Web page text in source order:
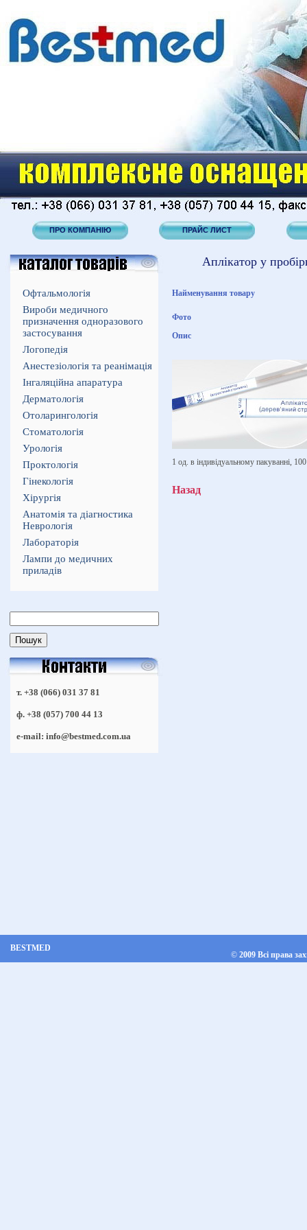
ПРО КОМПАНІЮ ПРАЙС ЛИСТ
Офтальмологія
Вироби медичного
призначення одноразового
застосування
Логопедія
Анестезіологія та реанімація
Інгаляційна апаратура
Дерматологія
Отоларингологія
Стоматологія
Урологія
Проктологія
Гінекологія
Хірургія
Анатомія та діагностика
Неврологія
Лабораторія
Лампи до медичних
приладів
т. +38 (066) 031 37 81
ф. +38 (057) 700 44 13
e-mail: info@bestmed.com.ua
Аплікатор у
Найменування товару
Фото
Опис
1 од. в індивідуальному пакуванні,
Назад
BESTMED
© 2009 Всі права